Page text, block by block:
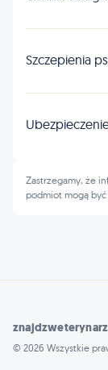
Szczepienia
Zastrzegamy, że
podmiot mogą
© 2026 Wszystkie